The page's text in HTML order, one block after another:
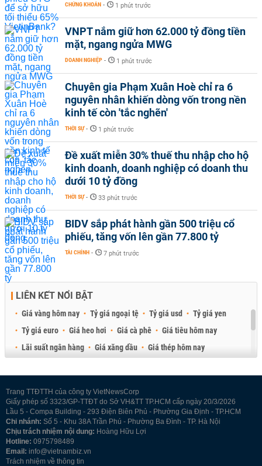
CHỨNG KHOÁN - 1 phút trước
VNPT nắm giữ hơn 62.000 tỷ đồng tiền
mặt, ngang ngửa MWG
DOANH NGHIỆP - 1 phút trước
Chuyên gia Phạm Xuân Hoè chỉ ra 6
nguyên nhân khiến dòng vốn trong nền
kinh tế còn 'tắc nghẽn'
THỜI SỰ - 1 phút trước
Đề xuất miễn 30% thuế thu nhập cho hộ
kinh doanh, doanh nghiệp có doanh thu
dưới 10 tỷ đồng
THỜI SỰ - 33 phút trước
BIDV sắp phát hành gần 500 triệu cổ
phiếu, tăng vốn lên gần 77.800 tỷ
TÀI CHÍNH - 7 phút trước
LIÊN KẾT NỔI BẬT
Giá vàng hôm nay Tỷ giá ngoại tệ Tỷ giá usd
Tỷ giá yen
Tỷ giá euro
Giá heo hơi Giá cà phê
Giá tiêu hôm nay
Lãi suất ngân hàng
Giá xăng dầu
Giá thép hôm nay
Trang TTĐTTH của công ty VietNewsCorp
Giấy phép số 3323/GP-TTĐT do Sở VH&TT TP.HCM cấp ngày 20/3/2026
Lầu 5 - Compa Building - 293 Điện Biên Phủ - Phường Gia Định - TP.HCM
Chi nhánh: Số 5 - Khu 38A Trần Phú - Phường Ba Đình - TP. Hà Nội
Chịu trách nhiệm nội dung: Hoàng Hữu Lợi
Hotline: 0975798489
Email: info@vietnambiz.vn
Trách nhiệm về thông tin